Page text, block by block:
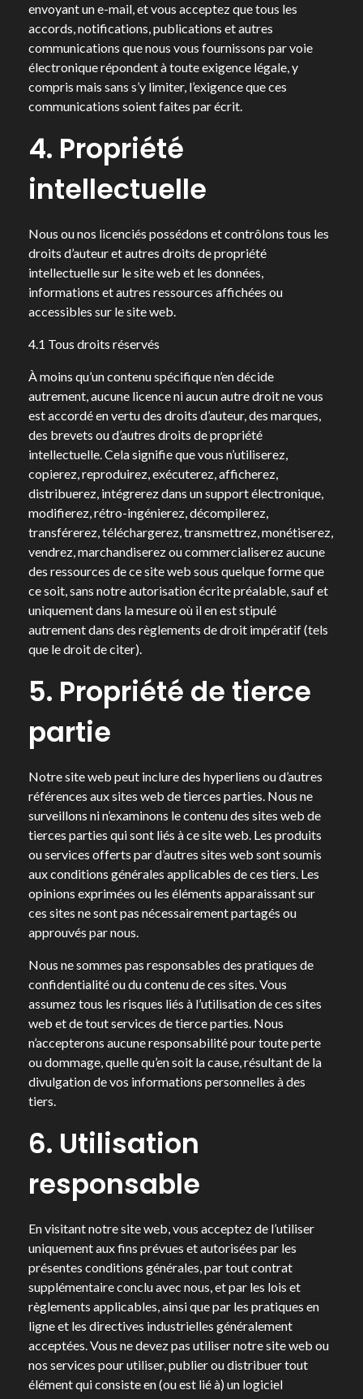
envoyant un e-mail, et vous acceptez que tous les
accords, notifications, publications et autres
communications que nous vous fournissons par voie
électronique répondent à toute exigence légale, y
compris mais sans s’y limiter, l’exigence que ces
communications soient faites par écrit.
4. Propriété
intellectuelle
Nous ou nos licenciés possédons et contrôlons tous les
droits d’auteur et autres droits de propriété
intellectuelle sur le site web et les données,
informations et autres ressources affichées ou
accessibles sur le site web.
4.1 Tous droits réservés
À moins qu’un contenu spécifique n’en décide
autrement, aucune licence ni aucun autre droit ne vous
est accordé en vertu des droits d’auteur, des marques,
des brevets ou d’autres droits de propriété
intellectuelle. Cela signifie que vous n’utiliserez,
copierez, reproduirez, exécuterez, afficherez,
distribuerez, intégrerez dans un support électronique,
modifierez, rétro-ingénierez, décompilerez,
transférerez, téléchargerez, transmettrez, monétiserez,
vendrez, marchandiserez ou commercialiserez aucune
des ressources de ce site web sous quelque forme que
ce soit, sans notre autorisation écrite préalable, sauf et
uniquement dans la mesure où il en est stipulé
autrement dans des règlements de droit impératif (tels
que le droit de citer).
5. Propriété de tierce
partie
Notre site web peut inclure des hyperliens ou d’autres
références aux sites web de tierces parties. Nous ne
surveillons ni n’examinons le contenu des sites web de
tierces parties qui sont liés à ce site web. Les produits
ou services offerts par d’autres sites web sont soumis
aux conditions générales applicables de ces tiers. Les
opinions exprimées ou les éléments apparaissant sur
ces sites ne sont pas nécessairement partagés ou
approuvés par nous.
Nous ne sommes pas responsables des pratiques de
confidentialité ou du contenu de ces sites. Vous
assumez tous les risques liés à l’utilisation de ces sites
web et de tout services de tierce parties. Nous
n’accepterons aucune responsabilité pour toute perte
ou dommage, quelle qu’en soit la cause, résultant de la
divulgation de vos informations personnelles à des
tiers.
6. Utilisation
responsable
En visitant notre site web, vous acceptez de l’utiliser
uniquement aux fins prévues et autorisées par les
présentes conditions générales, par tout contrat
supplémentaire conclu avec nous, et par les lois et
règlements applicables, ainsi que par les pratiques en
ligne et les directives industrielles généralement
acceptées. Vous ne devez pas utiliser notre site web ou
nos services pour utiliser, publier ou distribuer tout
élément qui consiste en (ou est lié à) un logiciel